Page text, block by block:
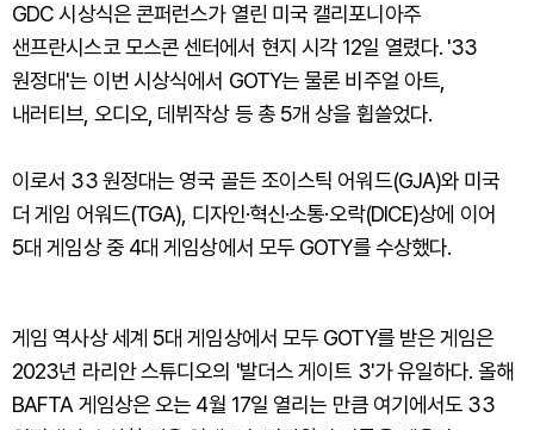
GDC 시상식은 콘퍼런스가 열린 미국 캘리포니아주
샌프란시스코 모스콘 센터에서 현지 시각 12일 열렸다. '33
원정대'는 이번 시상식에서 GOTY는 물론 비주얼 아트,
내러티브, 오디오, 데뷔작상 등 총 5개 상을 휩쓸었다.
이로서 33 원정대는 영국 골든 조이스틱 어워드(GJA)와 미국
더 게임 어워드(TGA), 디자인·혁신·소통·오락(DICE)상에 이어
5대 게임상 중 4대 게임상에서 모두 GOTY를 수상했다.
게임 역사상 세계 5대 게임상에서 모두 GOTY를 받은 게임은
2023년 라리안 스튜디오의 '발더스 게이트 3'가 유일하다. 올해
BAFTA 게임상은 오는 4월 17일 열리는 만큼 여기에서도 33